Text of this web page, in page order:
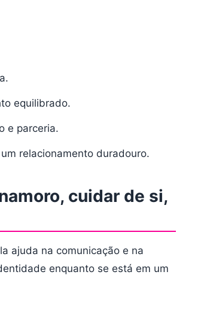
equilibrado.
e parceria.
relacionamento duradouro.
cuidar de si,
ajuda na comunicação e na
enquanto se está em um